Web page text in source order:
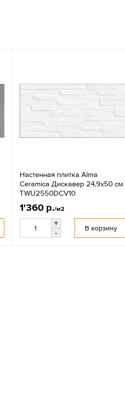
Настенная плитка Alma
Ceramica Дискавер 24,9x50 см
TWU2550DCV10
1'360 р./м2
+
-
В корзину